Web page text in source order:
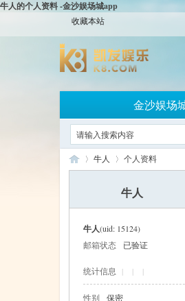
牛人的个人资料 -金沙娱场城app
收藏本站
金沙娱场
牛人 个人资料
牛人
牛人(uid: 15124)
邮箱状态
已验证
统计信息 | | |
性别 保密